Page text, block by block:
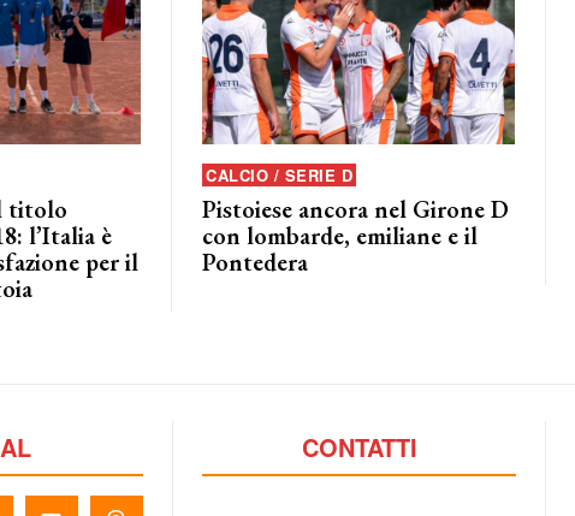
titolo
l’Italia è
per il
CALCIO / SERIE D
Pistoiese ancora nel Girone D
con lombarde, emiliane e il
Pontedera
CONTATTI